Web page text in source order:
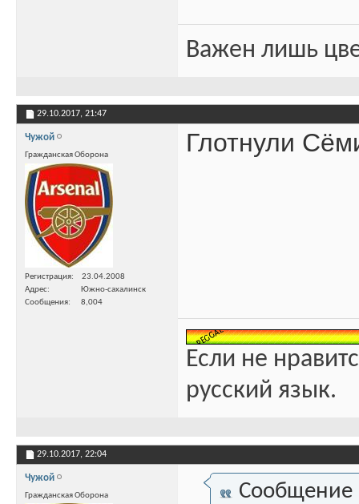
Важен лишь
29.10.2017, 21:47
Чужой
Гражданская Оборона
Регистрация
23.04.2008
Адрес
Южно-сахалинск
Сообщения
8,004
Глотнули
Если не
русский язык.
29.10.2017, 22:04
Чужой
Гражданская Оборона Сообщение